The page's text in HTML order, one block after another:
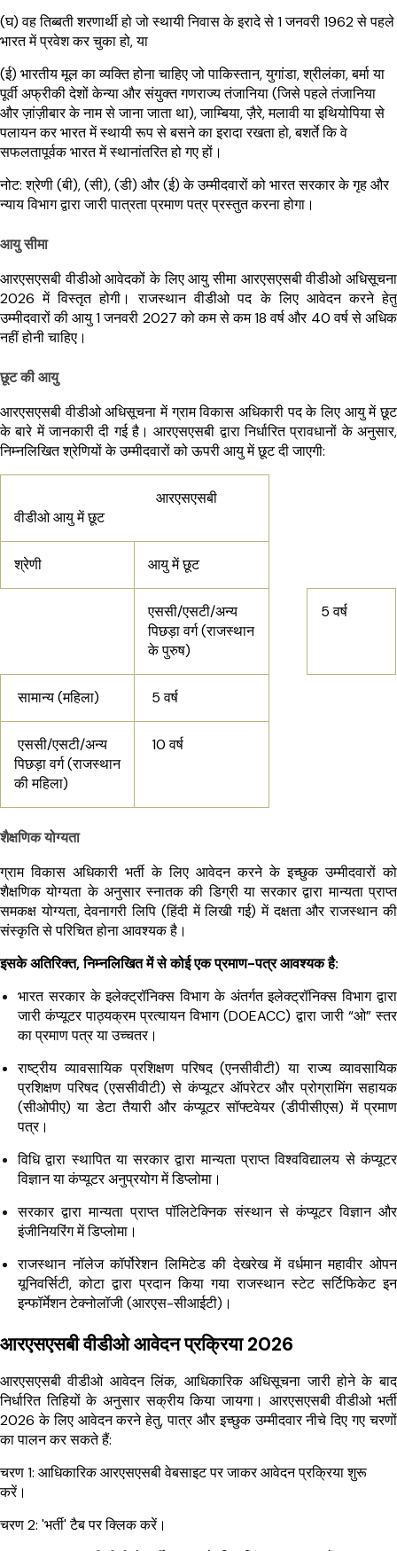
(घ) वह तिब्बती शरणार्थी हो जो स्थायी निवास के इरादे से 1 जनवरी 1962 से पहले
भारत में प्रवेश कर चुका हो, या
(ई) भारतीय मूल का व्यक्ति होना चाहिए जो पाकिस्तान, युगांडा, श्रीलंका, बर्मा या
पूर्वी अफ्रीकी देशों केन्या और संयुक्त गणराज्य तंजानिया (जिसे पहले तंजानिया
और ज़ांज़ीबार के नाम से जाना जाता था), जाम्बिया, ज़ैरे, मलावी या इथियोपिया से
पलायन कर भारत में स्थायी रूप से बसने का इरादा रखता हो, बशर्ते कि वे
सफलतापूर्वक भारत में स्थानांतरित हो गए हों।
नोट: श्रेणी (बी), (सी), (डी) और (ई) के उम्मीदवारों को भारत सरकार के गृह और
न्याय विभाग द्वारा जारी पात्रता प्रमाण पत्र प्रस्तुत करना होगा।
आयु सीमा
आरएसएसबी वीडीओ आवेदकों के लिए आयु सीमा आरएसएसबी वीडीओ अधिसूचना
2026 में विस्तृत होगी। राजस्थान वीडीओ पद के लिए आवेदन करने हेतु
उम्मीदवारों की आयु 1 जनवरी 2027 को कम से कम 18 वर्ष और 40 वर्ष से अधिक
नहीं होनी चाहिए।
छूट की आयु
आरएसएसबी वीडीओ अधिसूचना में ग्राम विकास अधिकारी पद के लिए आयु में छूट
के बारे में जानकारी दी गई है। आरएसएसबी द्वारा निर्धारित प्रावधानों के अनुसार,
निम्नलिखित श्रेणियों के उम्मीदवारों को ऊपरी आयु में छूट दी जाएगी:
आरएसएसबी
वीडीओ आयु में छूट
श्रेणी आयु में छूट
एससी/एसटी/अन्य
पिछड़ा वर्ग (राजस्थान
के पुरुष)
5 वर्ष
सामान्य (महिला) 5 वर्ष
एससी/एसटी/अन्य
पिछड़ा वर्ग (राजस्थान
की महिला)
10 वर्ष
शैक्षणिक योग्यता
ग्राम विकास अधिकारी भर्ती के लिए आवेदन करने के इच्छुक उम्मीदवारों को
शैक्षणिक योग्यता के अनुसार स्नातक की डिग्री या सरकार द्वारा मान्यता प्राप्त
समकक्ष योग्यता, देवनागरी लिपि (हिंदी में लिखी गई) में दक्षता और राजस्थान की
संस्कृति से परिचित होना आवश्यक है।
इसके अतिरिक्त, निम्नलिखित में से कोई एक प्रमाण-पत्र आवश्यक है:
भारत सरकार के इलेक्ट्रॉनिक्स विभाग के अंतर्गत इलेक्ट्रॉनिक्स विभाग द्वारा
जारी कंप्यूटर पाठ्यक्रम प्रत्यायन विभाग (DOEACC) द्वारा जारी “ओ” स्तर
का प्रमाण पत्र या उच्चतर।
राष्ट्रीय व्यावसायिक प्रशिक्षण परिषद (एनसीवीटी) या राज्य व्यावसायिक
प्रशिक्षण परिषद (एससीवीटी) से कंप्यूटर ऑपरेटर और प्रोग्रामिंग सहायक
(सीओपीए) या डेटा तैयारी और कंप्यूटर सॉफ्टवेयर (डीपीसीएस) में प्रमाण
पत्र।
विधि द्वारा स्थापित या सरकार द्वारा मान्यता प्राप्त विश्वविद्यालय से कंप्यूटर
विज्ञान या कंप्यूटर अनुप्रयोग में डिप्लोमा।
सरकार द्वारा मान्यता प्राप्त पॉलिटेक्निक संस्थान से कंप्यूटर विज्ञान और
इंजीनियरिंग में डिप्लोमा।
राजस्थान नॉलेज कॉर्पोरेशन लिमिटेड की देखरेख में वर्धमान महावीर ओपन
यूनिवर्सिटी, कोटा द्वारा प्रदान किया गया राजस्थान स्टेट सर्टिफिकेट इन
इन्फॉर्मेशन टेक्नोलॉजी (आरएस-सीआईटी)।
आरएसएसबी वीडीओ आवेदन प्रक्रिया 2026
आरएसएसबी वीडीओ आवेदन लिंक, आधिकारिक अधिसूचना जारी होने के बाद
निर्धारित तिहियों के अनुसार सक्रीय किया जायगा। आरएसएसबी वीडीओ भर्ती
2026 के लिए आवेदन करने हेतु, पात्र और इच्छुक उम्मीदवार नीचे दिए गए चरणों
का पालन कर सकते हैं:
चरण 1: आधिकारिक आरएसएसबी वेबसाइट पर जाकर आवेदन प्रक्रिया शुरू
करें।
चरण 2: 'भर्ती' टैब पर क्लिक करें।